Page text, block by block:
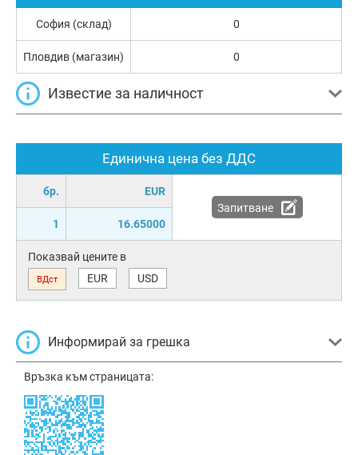
Единична цена без ДДС
бр. EUR
1 16.65000
Запитване
Показвай цените в
ВДст EUR USD
Информирай за грешка
Връзка към страницата:
София (склад) 0
Пловдив (магазин) 0
Известие за наличност